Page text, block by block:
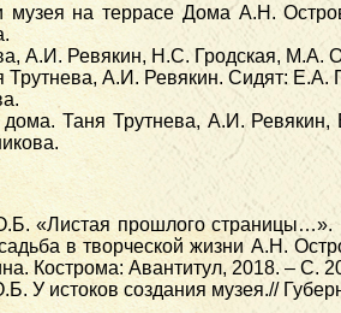
музея на террасе Дома А.Н.
А.И. Ревякин, Н.С. Гродская, М.А.
Трутнева, А.И. Ревякин. Сидят:
дома. Таня Трутнева, А.И.
«Листая прошлого
в творческой жизни А.Н.
Кострома: Авантитул, 2018. – С.
У истоков создания музея.//